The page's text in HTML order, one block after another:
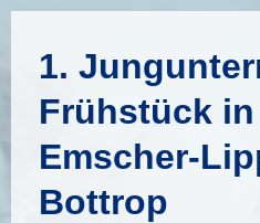
1.
Frühstück
Emscher-
Bottrop